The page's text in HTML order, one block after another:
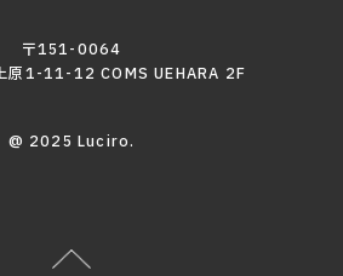
〒151-0064
原1-11-12 COMS UEHARA 2F
@ 2025 Luciro.